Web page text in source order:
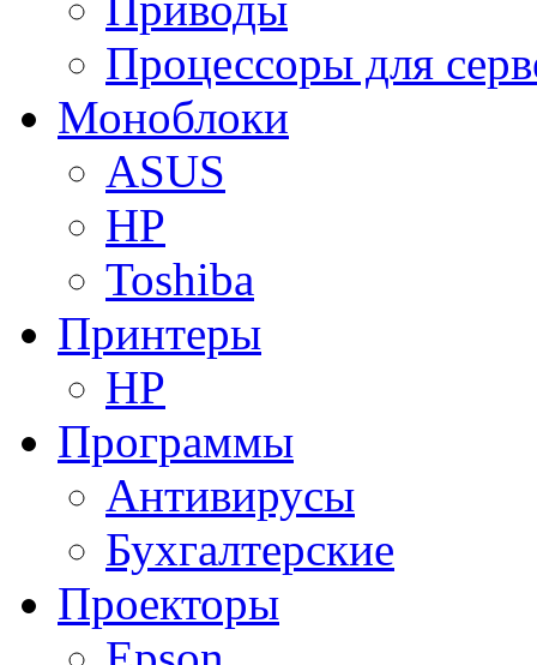
Процессоры для
Моноблоки
ASUS
HP
Toshiba
Принтеры
HP
Программы
Антивирусы
Бухгалтерские
Проекторы